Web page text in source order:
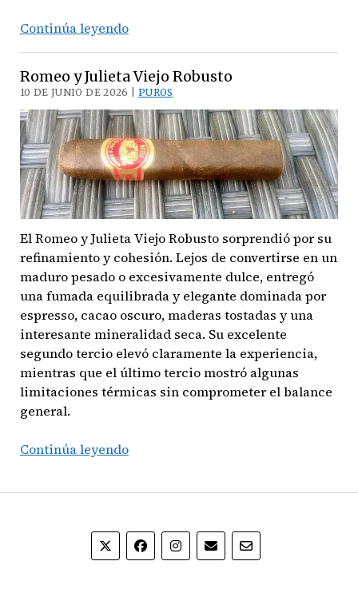
Continúa leyendoRomeo
Reserva
Nicaragua
Profundo
–
Toro
Romeo y Julieta Viejo Robusto
10 DE JUNIO DE 2026 | PUROS
El Romeo y Julieta Viejo Robusto sorprendió por su
refinamiento y cohesión. Lejos de convertirse en un
maduro pesado o excesivamente dulce, entregó
una fumada equilibrada y elegante dominada por
espresso, cacao oscuro, maderas tostadas y una
interesante mineralidad seca. Su excelente
segundo tercio elevó claramente la experiencia,
mientras que el último tercio mostró algunas
limitaciones térmicas sin comprometer el balance
general.
Continúa leyendoRomeo